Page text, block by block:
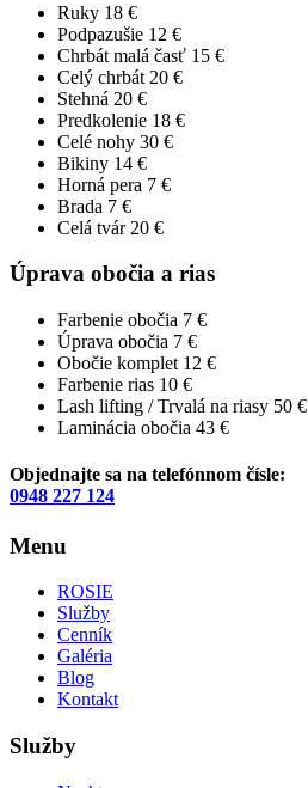
Ruky 18 €
Podpazušie 12 €
Chrbát malá časť 15 €
Celý chrbát 20 €
Stehná 20 €
Predkolenie 18 €
Celé nohy 30 €
Bikiny 14 €
Horná pera 7 €
Brada 7 €
Celá tvár 20 €
Úprava obočia a rias
Farbenie obočia 7 €
Úprava obočia 7 €
Obočie komplet 12 €
Farbenie rias 10 €
Lash lifting / Trvalá na riasy 50 €
Laminácia obočia 43 €
Objednajte sa na telefónnom čísle:
0948 227 124
Menu
ROSIE
Služby
Cenník
Galéria
Blog
Kontakt
Služby